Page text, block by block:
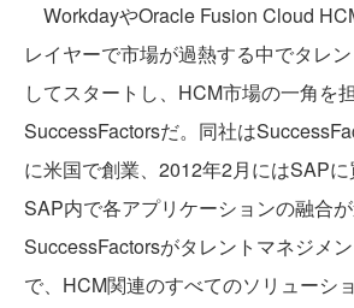
WorkdayやOracle Fusion Cloud
レイヤーで市場が過熱する中でタレ
してスタートし、HCM市場の一角を
SuccessFactorsだ。同社は
に米国で創業、2012年2月にはSAPに
SAP内で各アプリケーションの融合
SuccessFactorsがタレントマネジメ
で、HCM関連のすべてのソリューシ